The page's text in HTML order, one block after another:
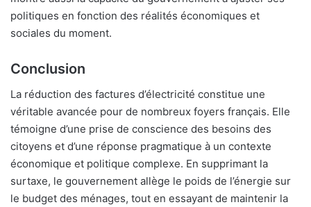
politiques en fonction des réalités économiques et
sociales du moment.
Conclusion
La réduction des factures d’électricité constitue une
véritable avancée pour de nombreux foyers français. Elle
témoigne d’une prise de conscience des besoins des
citoyens et d’une réponse pragmatique à un contexte
économique et politique complexe. En supprimant la
surtaxe, le gouvernement allège le poids de l’énergie sur
le budget des ménages, tout en essayant de maintenir la